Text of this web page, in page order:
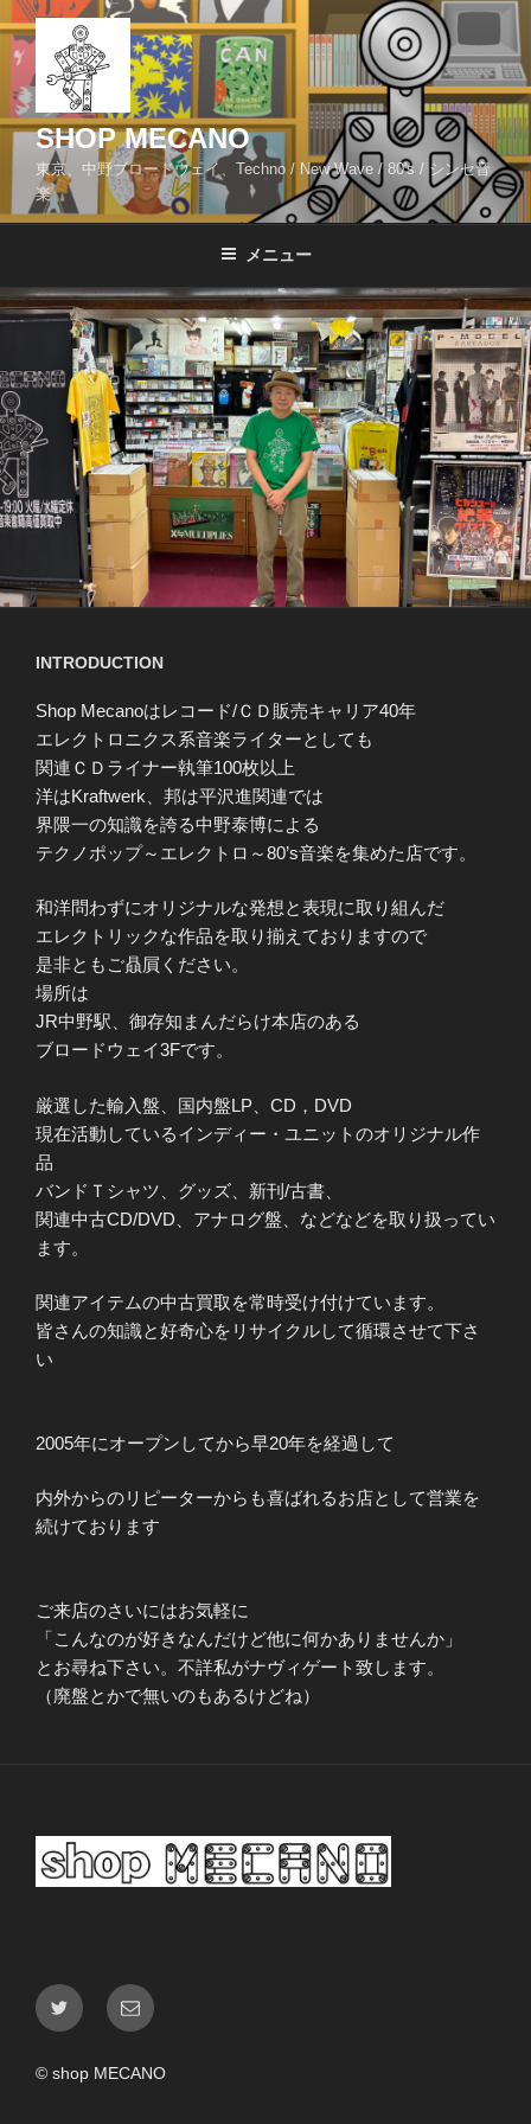
ン
ン
ツ
キ
SHOP MECANO
東京、中野ブロードウェイ、Techno / New Wave / 80's / シンセ音
楽
メニュー
INTRODUCTION
Shop Mecanoはレコード/ＣＤ販売キャリア40年
エレクトロニクス系音楽ライターとしても
関連ＣＤライナー執筆100枚以上
洋はKraftwerk 、邦は平沢進関連では
界隈一の知識を誇る中野泰博による
テクノポップ～エレクトロ～80’s音楽を集めた店です。
和洋問わずにオリジナルな発想と表現に取り組んだ
エレクトリックな作品を取り揃えておりますので
是非ともご贔屓ください。
場所は
JR中野駅、御存知まんだらけ本店のある
ブロードウェイ3Fです。
厳選した輸入盤、国内盤LP CD ， DVD
現在活動しているインディー・ユニットのオリジナル作
品
バンドＴシャツ、グッズ、新刊 /古書、
関連中古CD/DVD 、アナログ盤、などなどを取り扱ってい
ます。
関連アイテムの中古買取を常時受け付けています。
皆さんの知識と好奇心をリサイクルして循環させて下さ
い
2005年にオープンしてから早20年を経過して
内外からのリピーターからも喜ばれるお店として営業を
続けております
ご来店のさいにはお気軽に
「こんなのが好きなんだけど他に何かありませんか」
とお尋ね下さい。不詳私がナヴィゲート致します。
（廃盤とかで無いのもあるけどね）
Twitter
メ
ー
© shop MECANO